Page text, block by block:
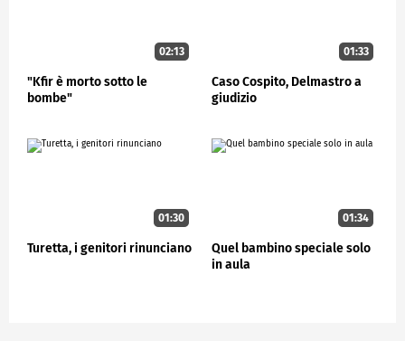
02:13
"Kfir è morto sotto le
bombe"
01:33
Caso Cospito, Delmastro a
giudizio
01:30
Turetta, i genitori rinunciano
01:34
Quel bambino speciale solo
in aula